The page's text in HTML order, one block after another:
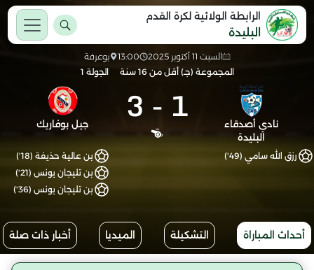
الرابطة الولائية لكرة القدم
البليدة
السبت 11 أكتوبر 2025 13:00
بوعرفة
المجموعة (جـ) أقل من 16 سنة
الجولة 1
نادي أصدقاء
البليدة
1
-
3 جيل بوفاريك
رزق الله سامي (49')
بن عالية حذيفة (18')
بن تليجان يونس (21')
بن تليجان يونس (36')
أحداث المباراة التشكيلة الميديا أخبار ذات صلة